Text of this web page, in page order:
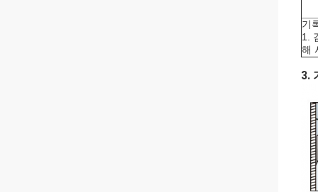
기
1.
해
3.